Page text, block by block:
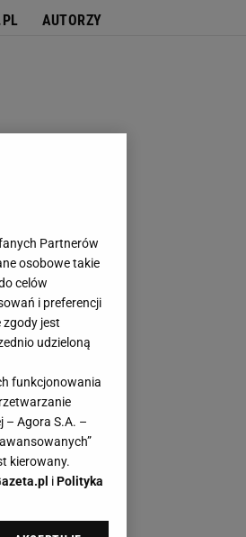
AUTORZY
Partnerów
osobowe takie
celów
i preferencji
jest
udzieloną
funkcjonowania
– Agora S.A. –
kierowany.
iPolityka